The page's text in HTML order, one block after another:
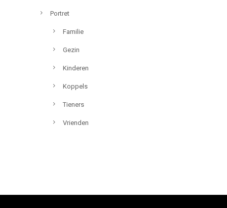
Portret
Familie
Gezin
Kinderen
Koppels
Tieners
Vrienden